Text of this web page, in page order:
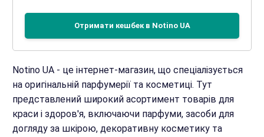
Отримати кешбек в Notino UA
Notino UA - це інтернет-магазин, що спеціалізується
на оригінальній парфумерії та косметиці. Тут
представлений широкий асортимент товарів для
краси і здоров'я, включаючи парфуми, засоби для
догляду за шкірою, декоративну косметику та